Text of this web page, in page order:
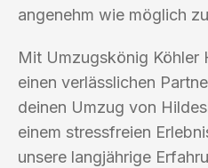
angenehm wie möglich
Mit Umzugskönig Köhler
einen verlässlichen
deinen Umzug von
einem stressfreien
unsere langjährige